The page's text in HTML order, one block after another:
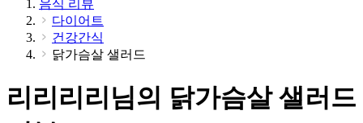
음식 리뷰
다이어트
건강간식
닭가슴살 샐러드
리리리리님의 닭가슴살 샐러드